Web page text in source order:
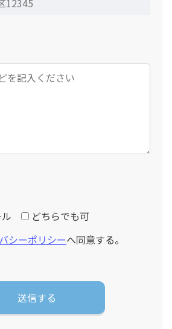
た場合、引取引取運賃や出張費等の
にキャンセルご希望の場合、総額の
材代金相当額のキャンセル料金が
請け負う業者のみ使用させて頂きま
三者へ提供することはありません。
どちらでも可
シーポリシーへ同意する。